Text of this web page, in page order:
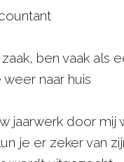
ben vaak als
naar huis
jaarwerk door mij
je er zeker van